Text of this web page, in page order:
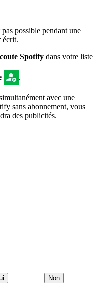
possible pendant une
écrit.
Spotify dans votre liste
.
avec une
sans abonnement, vous
des publicités.
Non